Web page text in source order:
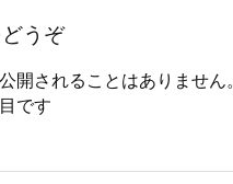
うぞ
開されることはありません。
です